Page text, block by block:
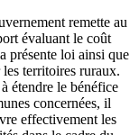
remette au
évaluant le coût
présente loi ainsi que
territoires ruraux.
étendre le bénéfice
concernées, il
effectivement les